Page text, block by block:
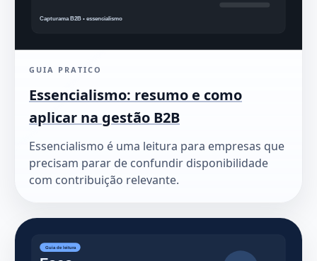
GUIA PRATICO
Essencialismo: resumo e como
aplicar na gestão B2B
Essencialismo é uma leitura para empresas que
precisam parar de confundir disponibilidade
com contribuição relevante.